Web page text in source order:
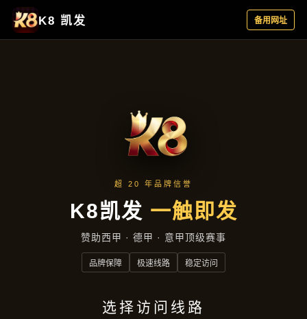
公司简讯
首页 公司简讯